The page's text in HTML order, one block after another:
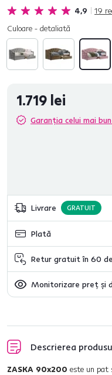
4,9 19
combinaţie de furnir laminat,
Culoare - detaliată
1.719 lei
Garanția celui mai
Livrare GRATUIT
Plată
Retur gratuit în 60
Monitorizare preț și
Descrierea
ZASKA 90x200 este un pat